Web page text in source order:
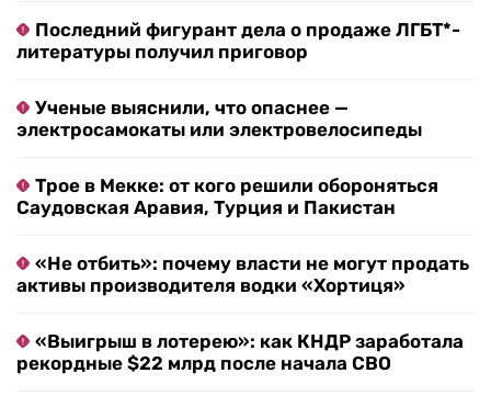
Последний фигурант дела о продаже ЛГБТ*-
литературы получил приговор
Ученые выяснили, что опаснее —
электросамокаты или электровелосипеды
Трое в Мекке: от кого решили обороняться
Саудовская Аравия, Турция и Пакистан
«Не отбить»: почему власти не могут продать
активы производителя водки «Хортиця»
«Выигрыш в лотерею»: как КНДР заработала
рекордные $22 млрд после начала СВО